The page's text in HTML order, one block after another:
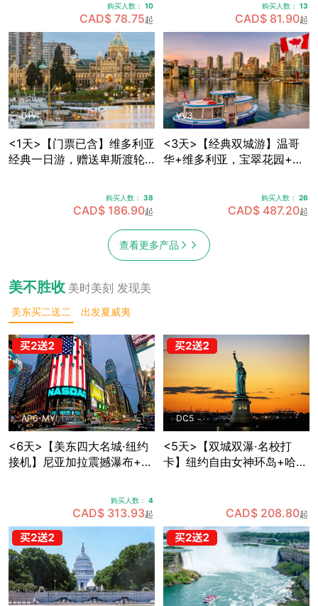
可体验飞越加拿大4D模拟飞
行 (天天出发)
购买人数： 10
CAD$ 78.75起
湾·伐木镇·神龙瀑布 (天天出
发)
购买人数： 13
CAD$ 81.90起
01VI
<1天>【门票已含】维多利亚
经典一日游，赠送卑斯渡轮
购买人数： 38
CAD$ 186.90起
VV3
<3天>【经典双城游】温哥
华+维多利亚，宝翠花园+卡
华机场免费接送机
购买人数： 26
CAD$ 487.20起
查看更多产品
美不胜收 美时美刻 发现美
美东买二送二 出发夏威夷
AP6-MY
<6天>【美东四大名城·纽约
接机】尼亚加拉震撼瀑布+波
力殿堂+沃特金斯峡谷仙境
(可升级酒店+座位)
购买人数： 4
CAD$ 313.93起
DC5
<5天>【双城双瀑·名校打
卡】纽约自由女神环岛+哈佛
标三连拍，费城+纽约双城打
卡
CAD$ 208.80起